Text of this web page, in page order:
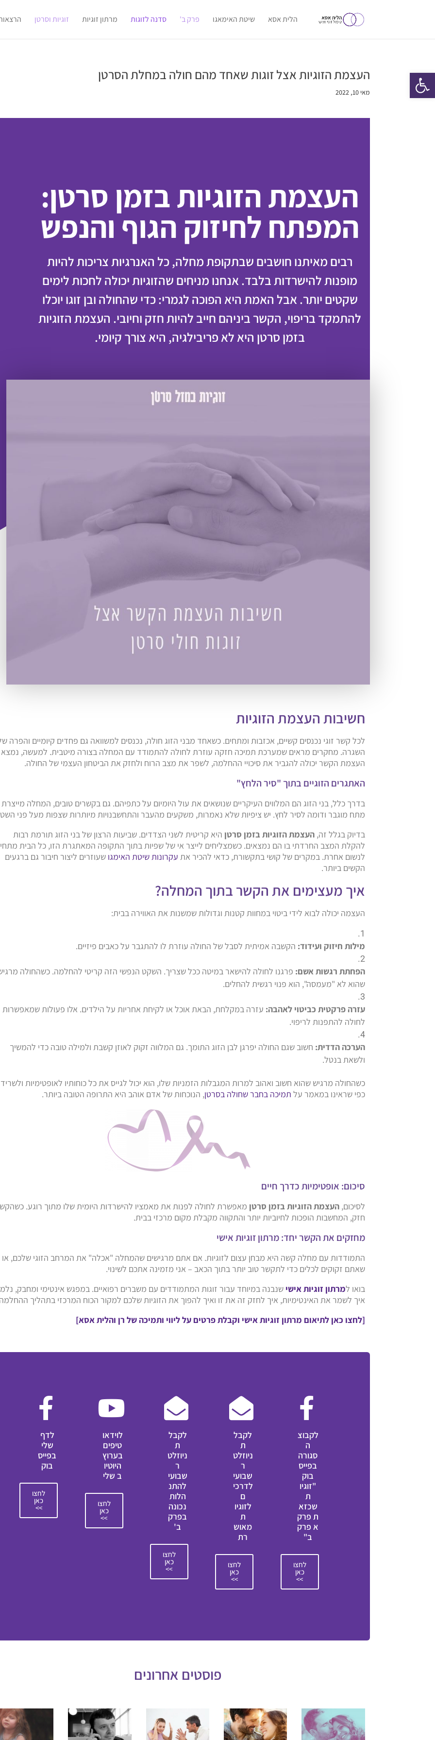
הלית אסא שיטת האימאגו פרק ב' סדנה לזוגות מרתון זוגיות זוגיות וסרטן
העצמת הזוגיות אצל זוגות שאחד מהם חולה במחלת הסרטן
מאי 10, 2022
העצמת הזוגיות בזמן סרטן:
המפתח לחיזוק הגוף והנפש
רבים מאיתנו חושבים שבתקופת מחלה, כל האנרגיות צריכות להיות
מופנות להישרדות בלבד. אנחנו מניחים שהזוגיות יכולה לחכות לימים
שקטים יותר. אבל האמת היא הפוכה לגמרי: כדי שהחולה ובן זוגו יוכלו
להתמקד בריפוי, הקשר ביניהם חייב להיות חזק וחיובי. העצמת הזוגיות
בזמן סרטן היא לא פריבילגיה, היא צורך קיומי.
חשיבות העצמת הזוגיות
לכל קשר זוגי נכנסים קשיים, אכזבות ומתחים. כשאחד מבני הזוג חולה, נכנסים למשוואה גם פחדים קיומיים והפרה
השגרה. מחקרים מראים שמערכת תמיכה חזקה עוזרת לחולה להתמודד עם המחלה בצורה מיטבית. למעשה, נמצא
העצמת הקשר יכולה להגביר את סיכויי ההחלמה, לשפר את מצב הרוח ולחזק את הביטחון העצמי של החולה.
האתגרים הזוגיים בתוך "סיר הלחץ"
בדרך כלל, בני הזוג הם המלווים העיקריים שנושאים את עול היומיום על כתפיהם. גם בקשרים טובים, המחלה מייצרת
מתח מוגבר ודומה לסיר לחץ. יש ציפיות שלא נאמרות, משקעים מהעבר והתחשבנויות מיותרות שצפות מעל פני
בדיוק בגלל זה,העצמת הזוגיות בזמן סרטן היא קריטית לשני הצדדים. שביעות הרצון של בני הזוג תורמת רבות
להקלת המצב החרדתי בו הם נמצאים. כשמצליחים לייצר אי של שפיות בתוך התקופה המאתגרת הזו, כל הבית
לנשום אחרת. במקרים של קושי בתקשורת, כדאי להכיר את עקרונות שיטת האימגו שעוזרים ליצור חיבור גם ברגעים
הקשים ביותר.
איך מעצימים את הקשר בתוך המחלה?
העצמה יכולה לבוא לידי ביטוי במחוות קטנות וגדולות שמשנות את האווירה בבית:
מילות חיזוק ועידוד: הקשבה אמיתית לסבל של החולה עוזרת לו להתגבר על כאבים פיזיים.
הפחתת רגשות אשם: פרגנו לחולה להישאר במיטה ככל שצריך. השקט הנפשי הזה קריטי להחלמה. כשהחולה
שהוא לא "מעמסה", הוא פנוי רגשית להחלים.
עזרה פרקטית כביטוי לאהבה: עזרה במקלחת, הבאת אוכל או לקיחת אחריות על הילדים. אלו פעולות שמאפשרות
לחולה להתפנות לריפוי.
הערכה הדדית: חשוב שגם החולה יפרגן לבן הזוג התומך. גם המלווה זקוק לאוזן קשבת ולמילה טובה כדי להמשיך
ולשאת בנטל.
כשהחולה מרגיש שהוא חשוב ואהוב למרות המגבלות הזמניות שלו, הוא יכול לגייס את כל כוחותיו לאופטימיות
כפי שראינו במאמר על תמיכה בחבר שחולה בסרטן, הנוכחות של אדם אוהב היא התרופה הטובה ביותר.
סיכום: אופטימיות כדרך חיים
לסיכום,העצמת הזוגיות בזמן סרטן מאפשרת לחולה לפנות את מאמציו להישרדות היומית שלו מתוך רוגע.
חזק, המחשבות הופכות לחיוביות יותר והתקווה מקבלת מקום מרכזי בבית.
מחזקים את הקשר יחד: מרתון זוגיות אישי
התמודדות עם מחלה קשה היא מבחן עצום לזוגיות. אם אתם מרגישים שהמחלה "אכלה" את המרחב הזוגי שלכם, או
שאתם זקוקים לכלים כדי לתקשר טוב יותר בתוך הכאב – אני מזמינה אתכם לשינוי.
בואו למרתון זוגיות אישי שנבנה במיוחד עבור זוגות המתמודדים עם משברים רפואיים. במפגש אינטימי ומחבק,
איך לשמר את האינטימיות, איך לחזק זה את זו ואיך להפוך את הזוגיות שלכם למקור הכוח המרכזי בתהליך
[לחצו כאן לתיאום מרתון זוגיות אישי וקבלת פרטים על ליווי ותמיכה של רן והלית אסא]
לקבוצ
ה
סגורה
בפייס
בוק
"זוגיו
ת
שכזא
ת פרק
א פרק
ב"
לחצו
כאן
>>
לקבל
ת
ניוזלט
ר
שבועי
לדרכי
ם
לזוגיו
ת
מאוש
רת
לחצו
כאן
>>
לקבל
ת
ניוזלט
ר
שבועי
להתנ
הלות
נכונה
בפרק
ב'
לחצו
כאן
>>
לוידאו
טיפים
בערוץ
היוטיו
ב שלי
לחצו
כאן
>>
לדף
שלי
בפייס
בוק
לחצו
כאן
>>
פוסטים אחרונים
פתח סרגל נגישות